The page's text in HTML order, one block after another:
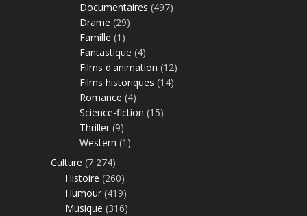
Documentaires (497)
Drame (29)
Famille (1)
Fantastique (4)
Films d'animation (12)
Films historiques (14)
Romance (4)
Science-fiction (15)
Thriller (9)
Western (1)
Culture (7 274)
Histoire (260)
Humour (419)
Musique (316)